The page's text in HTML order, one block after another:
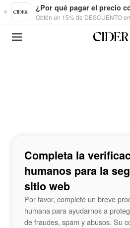
Skip to main content
¿Por qué pagar el precio
Obtén un 15% de DESCUENTO
Completa la
humanos para la
sitio web
Por favor, complete un breve
humana para ayudarnos a
de fraudes, spam y abusos. Su